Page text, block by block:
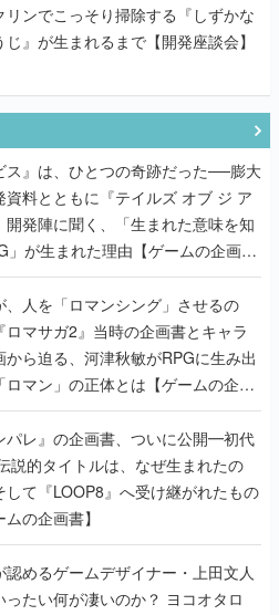
リンでこっそり掃除する『しずかな
じ』が生まれるまで【開発座談会】
ス』は、ひとつの奇跡だった──膨大
資料とともに『テイルズ オブ ジ ア
開発陣に聞く、「生まれた意味を知
」が生まれた理由【ゲームの企画
、人を「ロマンシング」させるの
ロマサガ2』当時の企画書とキャラ
から迫る、河津秋敏がRPGに生み出
ロマン」の正体とは【ゲームの企画
パレ』の企画書、ついに公開━初代
説的タイトルは、なぜ生まれたの
して『LOOP8』へ受け継がれたもの
ムの企画書】
認めるゲームデザイナー・上田文人
ったい何が凄いのか？ ヨコオタロ